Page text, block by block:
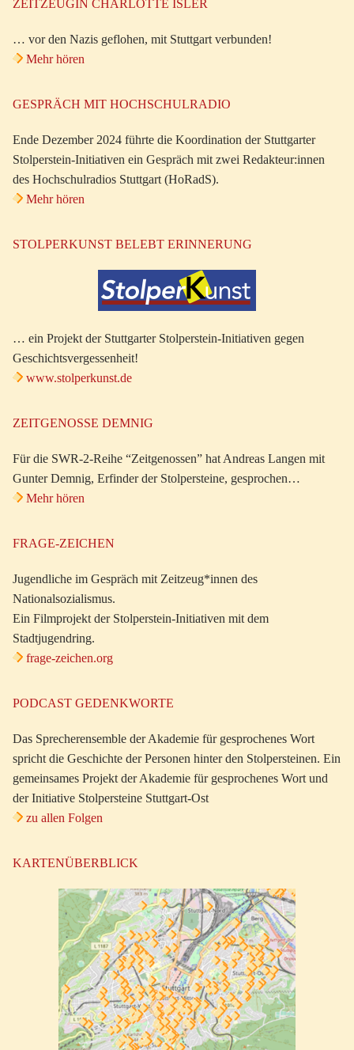
ZEITZEUGIN CHARLOTTE ISLER
… vor den Nazis geflohen, mit Stuttgart verbunden!
Mehr hören
GESPRÄCH MIT HOCHSCHULRADIO
Ende Dezember 2024 führte die Koordination der Stuttgarter
Stolperstein-Initiativen ein Gespräch mit zwei Redakteur:innen
des Hochschulradios Stuttgart (HoRadS).
Mehr hören
STOLPERKUNST BELEBT ERINNERUNG
… ein Projekt der Stuttgarter Stolperstein-Initiativen gegen
Geschichtsvergessenheit!
www.stolperkunst.de
ZEITGENOSSE DEMNIG
Für die SWR-2-Reihe “Zeitgenossen” hat Andreas Langen mit
Gunter Demnig, Erfinder der Stolpersteine, gesprochen…
Mehr hören
FRAGE-ZEICHEN
Jugendliche im Gespräch mit Zeitzeug*innen des
Nationalsozialismus.
Ein Filmprojekt der Stolperstein-Initiativen mit dem
Stadtjugendring.
frage-zeichen.org
PODCAST GEDENKWORTE
Das Sprecherensemble der Akademie für gesprochenes Wort
spricht die Geschichte der Personen hinter den Stolpersteinen. Ein
gemeinsames Projekt der Akademie für gesprochenes Wort und
der Initiative Stolpersteine Stuttgart-Ost
zu allen Folgen
KARTENÜBERBLICK